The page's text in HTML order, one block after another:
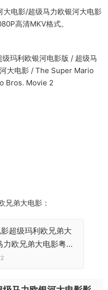
电影/超级马力欧银河大电影
高清MKV格式。
玛利欧银河电影版 / 超级马
大电影 / The Super Mario
Bros. Movie 2
兄弟大电影：
超级玛利欧兄弟大
力欧兄弟大电影粤语